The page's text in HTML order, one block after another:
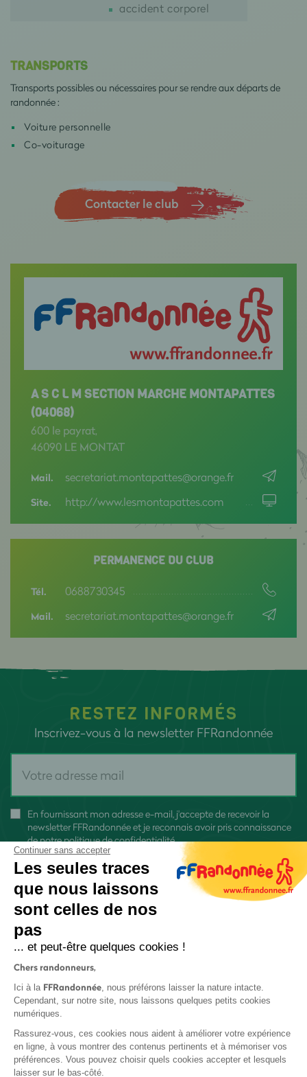
accident corporel
TRANSPORTS
Transports possibles ou nécessaires pour se rendre aux départs de
randonnée :
Voiture personnelle
Co-voiturage
Contacter le club
A S C L M SECTION MARCHE MONTAPATTES
(04068)
600 le payrat,
46090 LE MONTAT
Mail. secretariat.montapattes@orange.fr
Site. http://www.lesmontapattes.com
PERMANENCE DU CLUB
Tél. 0688730345
Mail. secretariat.montapattes@orange.fr
RESTEZ INFORMÉS
Inscrivez-vous à la newsletter FFRandonnée
En fournissant mon adresse e-mail, j'accepte de recevoir la
newsletter FFRandonnée et je reconnais avoir pris connaissance
denotre politique de confidentialité
Protection des données
Politique de confidentialité
Continuer sans accepter
Les seules traces
que nous laissons
sont celles de nos
pas
... et peut-être quelques cookies !
Chers randonneurs,
Ici à la FFRandonnée, nous préférons laisser la nature intacte.
Cependant, sur notre site, nous laissons quelques petits cookies
numériques.
Rassurez-vous, ces cookies nous aident à améliorer votre expérience
en ligne, à vous montrer des contenus pertinents et à mémoriser vos
préférences. Vous pouvez choisir quels cookies accepter et lesquels
laisser sur le bas-côté.